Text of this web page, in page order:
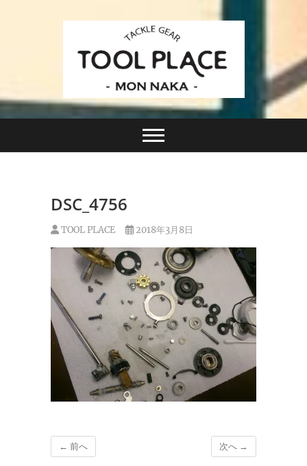
TACKLE GEAR
TOOL PLACE ツー
小さなルアーフィッシングショップ「ツールプレイ
ス」が門前仲町に近日オープン！
DSC_4756
TOOL PLACE 2018年3月8日
← 前へ 次へ →